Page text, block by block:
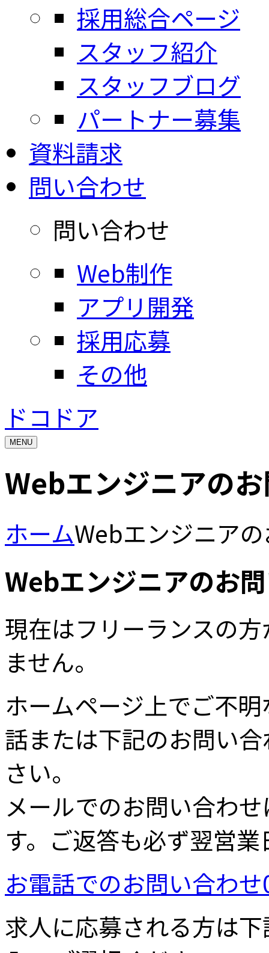
採用総合ページ
スタッフ紹介
スタッフブログ
パートナー募集
資料請求
問い合わせ
問い合わせ
Web制作
アプリ開発
採用応募
その他
ドコドア
MENU
Webエンジニアの
ホームWebエンジニア
Webエンジニアのお
現在はフリーランスの
ません。
ホームページ上でご不
話または下記のお問い
さい。
メールでのお問い合わ
す。ご返答も必ず翌営
お電話でのお問い合わせ
求人に応募される方は